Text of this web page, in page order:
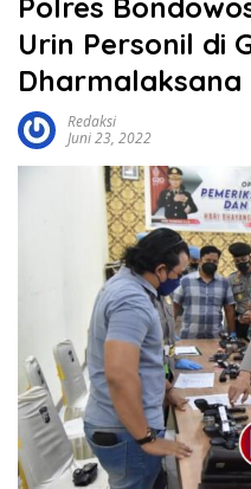
Polres
Urin Personil di
Dharmalaksana
Redaksi
Juni 23, 2022